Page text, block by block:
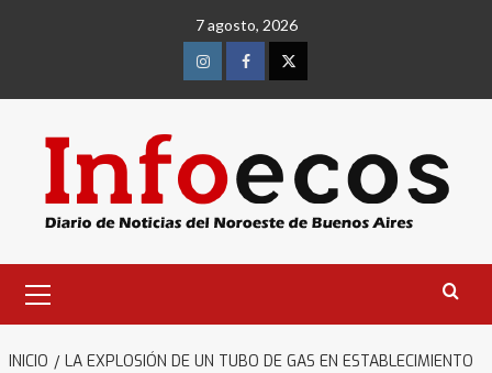
7 agosto, 2026
InstagramFacebookTwitter
primario
INICIO
LA EXPLOSIÓN DE UN TUBO DE GAS EN ESTABLECIMIENTO